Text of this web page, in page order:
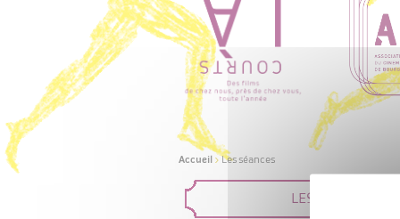
Accueil>Les séances
LES FILMS